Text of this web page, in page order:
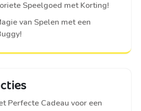
Speelgoed met Korting!
van Spelen met een
Perfecte Cadeau voor een